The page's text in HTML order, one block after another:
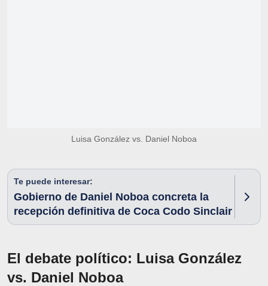
Luisa González vs. Daniel Noboa
Te puede interesar:
Gobierno de Daniel Noboa concreta la
recepción definitiva de Coca Codo Sinclair
El debate político: Luisa González
vs. Daniel Noboa